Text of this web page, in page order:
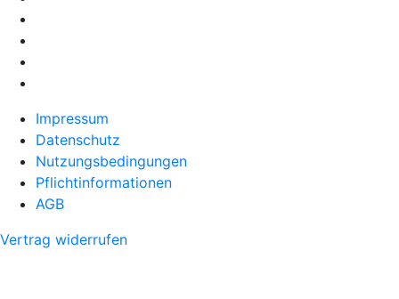
Impressum
Datenschutz
Nutzungsbedingungen
Pflichtinformationen
AGB
Vertrag widerrufen